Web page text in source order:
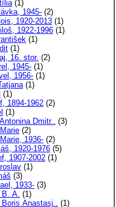
(1)
1945- (2)
1920-2013 (1)
1922-1996 (1)
(1)
(1)
16. stor. (2)
1945- (1)
1956- (1)
(1)
(1)
1894-1962 (2)
(1)
Dmitr.. (3)
(2)
1936- (2)
1920-1976 (5)
1907-2002 (1)
(1)
(3)
1933- (3)
B. A. (1)
Boris Anastasj.. (1)